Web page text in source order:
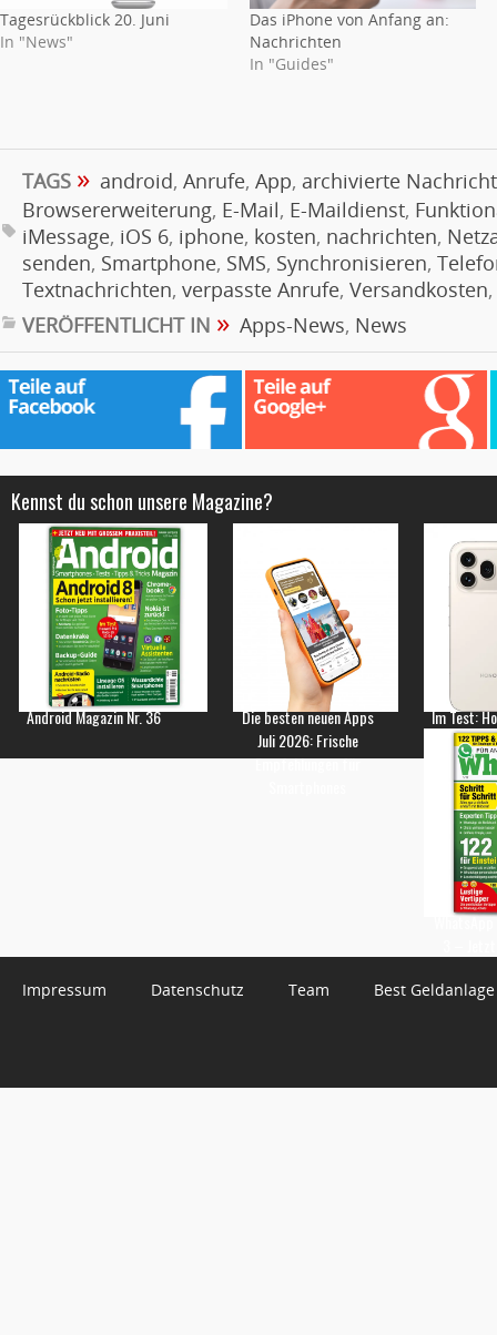
Tagesrückblick 20. Juni
In "News"
Das iPhone von Anfang an:
Nachrichten
In "Guides"
TAGS » android, Anrufe, App, archivierte
Browsererweiterung, E-Mail, E-Maildienst,
iMessage, iOS 6, iphone, kosten, nachrichten,
senden, Smartphone, SMS, Synchronisieren,
Textnachrichten, verpasste Anrufe, Versandkosten,
VERÖFFENTLICHT IN » Apps-News, News
Kennst du schon unsere Magazine?
Android Magazin Nr. 36
Die besten neuen Apps
Juli 2026: Frische
Empfehlungen für
Im Test:
Impressum Datenschutz Team Best Geldanlage